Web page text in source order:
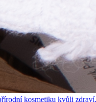
kosmetiku kvůli